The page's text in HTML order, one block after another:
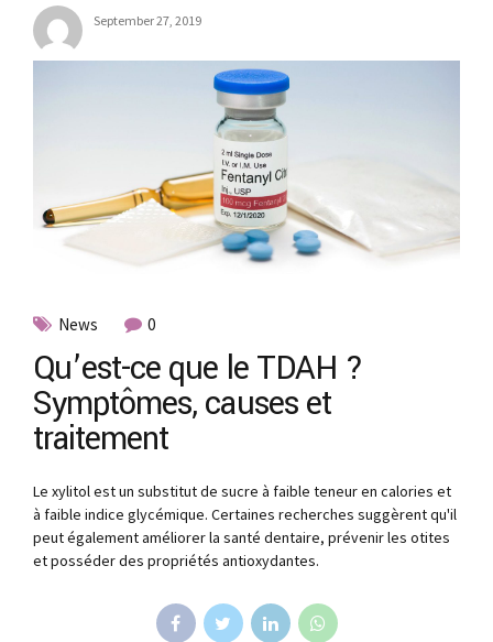
September 27, 2019
News 0
Qu’est-ce que le TDAH ?
Symptômes, causes et
traitement
Le xylitol est un substitut de sucre à faible teneur en calories et
à faible indice glycémique. Certaines recherches suggèrent qu'il
peut également améliorer la santé dentaire, prévenir les otites
et posséder des propriétés antioxydantes.